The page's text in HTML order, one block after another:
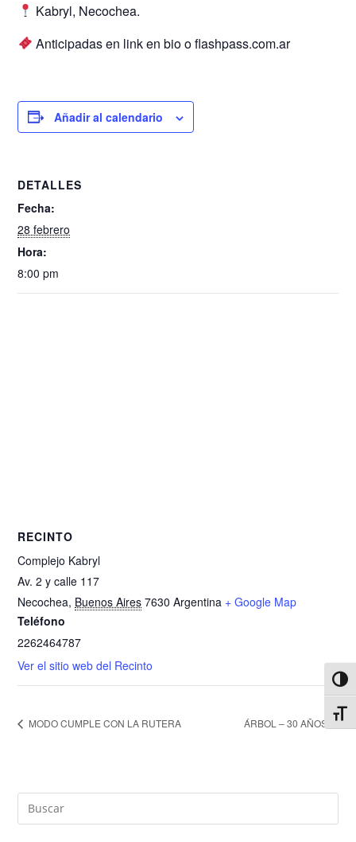
Kabryl, Necochea.
Anticipadas en link en bio o flashpass.com.ar
Añadir al calendario
DETALLES
Fecha:
28 febrero
Hora:
8:00 pm
RECINTO
Complejo Kabryl
Av. 2 y calle 117
Necochea, Buenos Aires 7630 Argentina + Google Map
Teléfono
2262464787
Ver el sitio web del Recinto
MODO CUMPLE CON LA RUTERA ÁRBOL – 30 AÑOS